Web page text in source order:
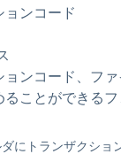
ョンコード
ョンコード、フ
ることができる
にトランザクショ